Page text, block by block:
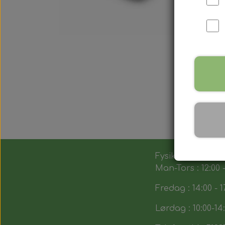
Fysik butik :
Man-Tors : 12:00
Fredag : 14:00 -
Lørdag : 10:00-